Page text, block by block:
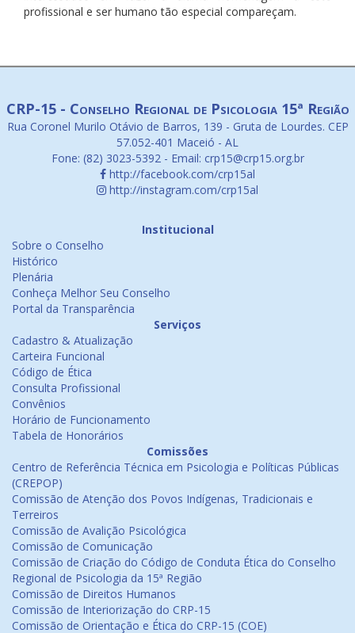
profissional e ser humano tão especial compareçam.
CRP-15 - Conselho Regional de Psicologia 15ª Região
Rua Coronel Murilo Otávio de Barros, 139 - Gruta de Lourdes. CEP
57.052-401 Maceió - AL
Fone: (82) 3023-5392 - Email: crp15@crp15.org.br
http://facebook.com/crp15al
http://instagram.com/crp15al
Institucional
Sobre o Conselho
Histórico
Plenária
Conheça Melhor Seu Conselho
Portal da Transparência
Serviços
Cadastro & Atualização
Carteira Funcional
Código de Ética
Consulta Profissional
Convênios
Horário de Funcionamento
Tabela de Honorários
Comissões
Centro de Referência Técnica em Psicologia e Políticas Públicas
(CREPOP)
Comissão de Atenção dos Povos Indígenas, Tradicionais e
Terreiros
Comissão de Avalição Psicológica
Comissão de Comunicação
Comissão de Criação do Código de Conduta Ética do Conselho
Regional de Psicologia da 15ª Região
Comissão de Direitos Humanos
Comissão de Interiorização do CRP-15
Comissão de Orientação e Ética do CRP-15 (COE)